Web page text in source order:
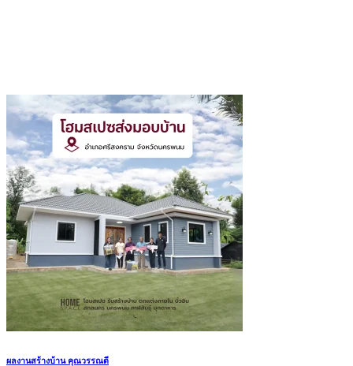
ผลงานสร้างบ้าน คุณวรรณดี